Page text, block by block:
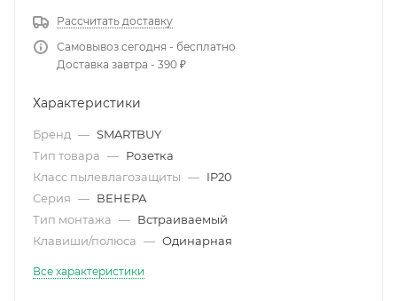
Рассчитать доставку
Самовывоз сегодня - бесплатно
Доставка завтра - 390 ₽
Характеристики
Бренд — SMARTBUY
Тип товара — Розетка
Класс пылевлагозащиты — IP20
Серия — ВЕНЕРА
Тип монтажа — Встраиваемый
Клавиши/полюса — Одинарная
Все характеристики